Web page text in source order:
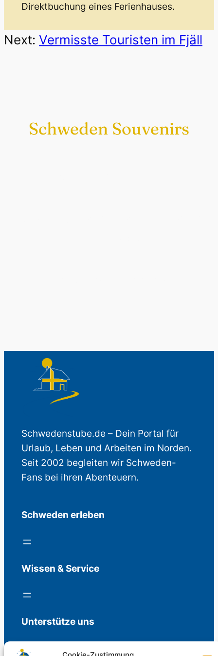
Direktbuchung eines Ferienhauses.
Next: Vermisste Touristen im Fjäll
Schweden Souvenirs
Schwedenstube.de – Dein Portal für
Urlaub, Leben und Arbeiten im Norden.
Seit 2002 begleiten wir Schweden-
Fans bei ihren Abenteuern.
Schweden erleben
Wissen & Service
Unterstütze uns